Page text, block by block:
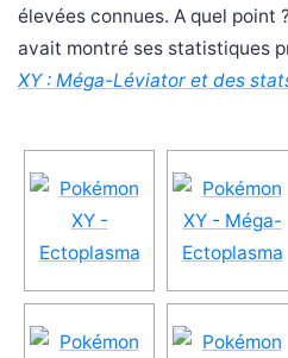
élevées connues. A quel point
avait montré ses statistiques
XY : Méga-Léviator et des